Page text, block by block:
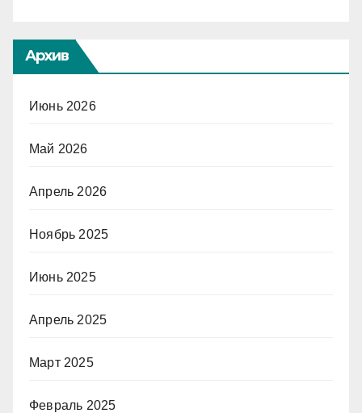
Архив
Июнь 2026
Май 2026
Апрель 2026
Ноябрь 2025
Июнь 2025
Апрель 2025
Март 2025
Февраль 2025